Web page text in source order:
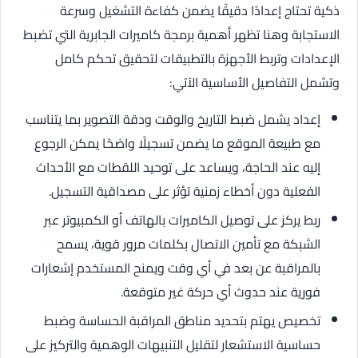
ذكية تحتاج إعدادًا دقيقًا يضمن كفاءة التشغيل وسرعة
الاستجابة وهنا تظهر أهمية برمجة كاميرات الجابرية التي تضبط
الإعدادات وتربط الأجهزة بالتطبيقات لتحقيق تحكم كامل
وتشمل التفاصيل الأساسية الآتي:
إعداد يشمل ضبط التاريخ والوقت ودقة التصوير بما يتناسب
مع طبيعة الموقع ما يضمن تسجيلًا واضحًا يمكن الرجوع
إليه عند الحاجة، ويساعد على توحيد اللقطات مع الأحداث
الفعلية دون أخطاء زمنية تؤثر على مصداقية التسجيل.
ربط يركز على توصيل الكاميرات بالهاتف أو الكمبيوتر عبر
الشبكة مع تأمين الاتصال بكلمات مرور قوية، يسمح
بالمراقبة عن بعد في أي وقت ويمنح المستخدم إشعارات
فورية عند حدوث أي حركة غير متوقعة.
تخصيص يهتم بتحديد مناطق المراقبة الحساسة وضبط
حساسية الاستشعار لتقليل التنبيهات الوهمية والتركيز على